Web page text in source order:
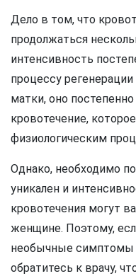
Дело в том, что
продолжаться
интенсивность
процессу
матки, оно
кровотечение,
физиологическим
Однако, необходимо
уникален и
кровотечения могут
женщине. Поэтому,
необычные симптомы
обратитесь к врачу,